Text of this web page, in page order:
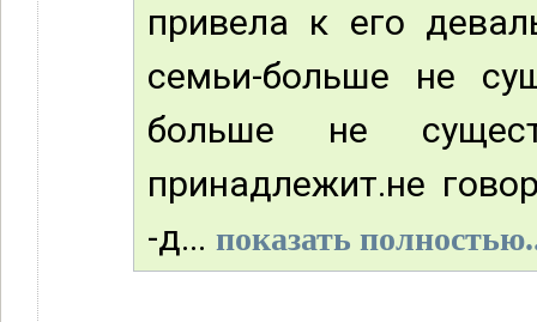
привела к его
семьи-больше не
больше не
принадлежит.не
-д... показать